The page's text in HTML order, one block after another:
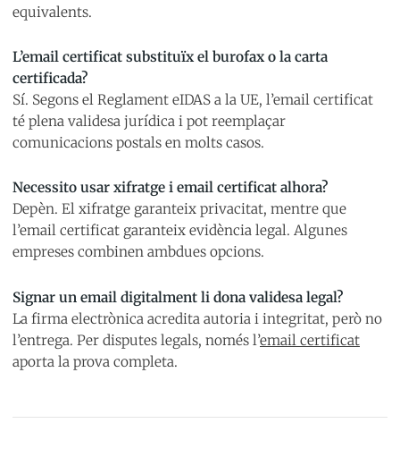
equivalents.
L’email certificat substituïx el burofax o la carta
certificada?
Sí. Segons el Reglament eIDAS a la UE, l’email certificat
té plena validesa jurídica i pot reemplaçar
comunicacions postals en molts casos.
Necessito usar xifratge i email certificat alhora?
Depèn. El xifratge garanteix privacitat, mentre que
l’email certificat garanteix evidència legal. Algunes
empreses combinen ambdues opcions.
Signar un email digitalment li dona validesa legal?
La firma electrònica acredita autoria i integritat, però no
l’entrega. Per disputes legals, només l’email certificat
aporta la prova completa.